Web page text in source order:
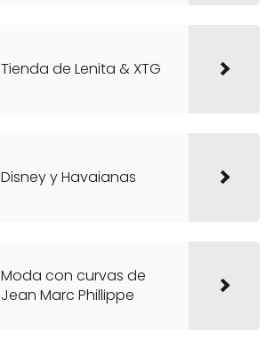
Tienda de Lenita & XTG
Disney y Havaianas
Moda con curvas de
Jean Marc Phillippe